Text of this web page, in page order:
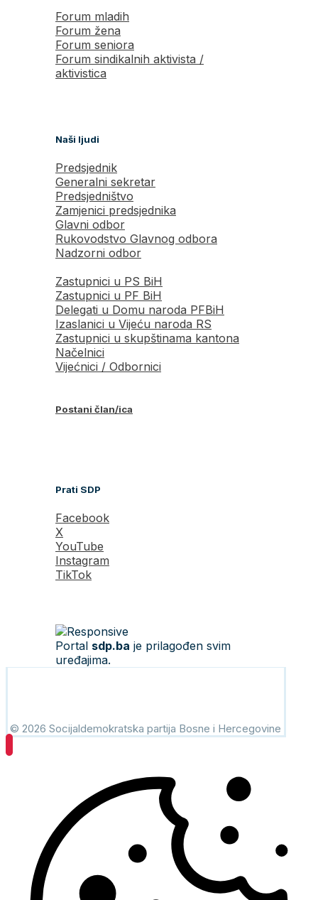
Forum mladih
Forum žena
Forum seniora
Forum sindikalnih aktivista /
aktivistica
Naši ljudi
Predsjednik
Generalni sekretar
Predsjedništvo
Zamjenici predsjednika
Glavni odbor
Rukovodstvo Glavnog odbora
Nadzorni odbor
Zastupnici u PS BiH
Zastupnici u PF BiH
Delegati u Domu naroda PFBiH
Izaslanici u Vijeću naroda RS
Zastupnici u skupštinama kantona
Načelnici
Vijećnici / Odbornici
Postani član/ica
Prati SDP
Facebook
X
YouTube
Instagram
TikTok
Portal sdp.ba je prilagođen svim
uređajima.
© 2026 Socijaldemokratska partija Bosne i Hercegovine